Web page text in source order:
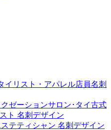
イリスト・アパレル店員名刺
ゼーションサロン･タイ古式
ト 名刺デザイン
テティシャン 名刺デザイン